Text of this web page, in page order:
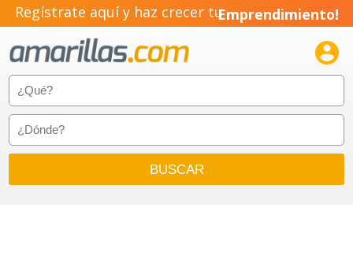
Regístrate aquí y haz crecer tuEmprendimiento!
